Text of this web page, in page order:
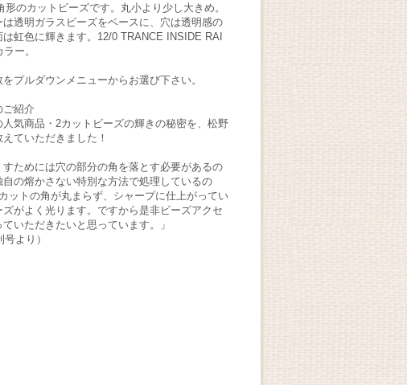
形のカットビーズです。丸小より少し大きめ。
は透明ガラスビーズをベースに、穴は透明感の
虹色に輝きます。12/0 TRANCE INSIDE RAI
ー。
プルダウンメニューからお選び下さい。
ご紹介
人気商品・2カットビーズの輝きの秘密を、松野
ていただきました！
すためには穴の部分の角を落とす必要があるの
の熔かさない特別な方法で処理しているの
ットの角が丸まらず、シャープに仕上がってい
ズがよく光ります。ですから是非ビーズアクセ
いただきたいと思っています。」
号より）